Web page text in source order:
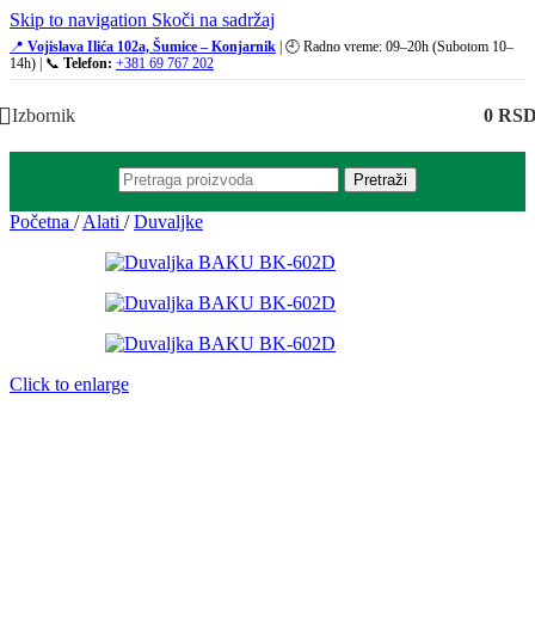
Skip to navigation Skoči na sadržaj
📍 Vojislava Ilića 102a, Šumice – Konjarnik | 🕘 Radno vreme: 09–20h (Subotom 10–
14h) | 📞 Telefon: +381 69 767 202
Izbornik 0
Pretraži
Početna / Alati / Duvaljke
Click to enlarge